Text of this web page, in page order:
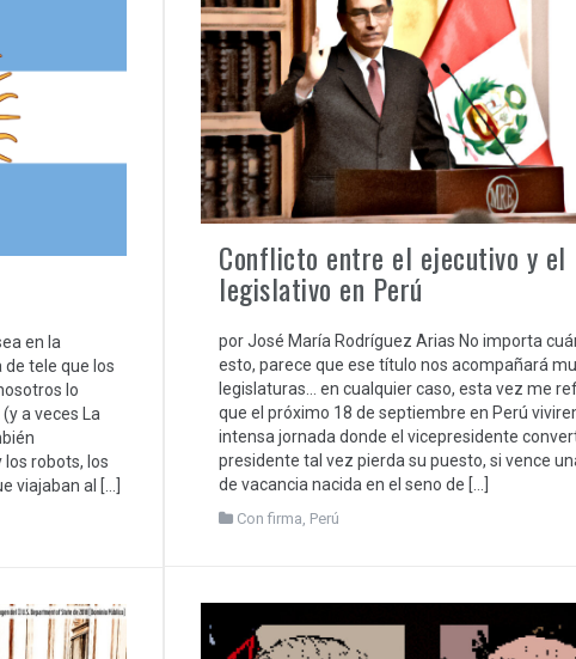
Conflicto entre el ejecutivo y el
legislativo en Perú
por José María Rodríguez Arias No importa
esto, parece que ese título nos acompañará
legislaturas… en cualquier caso, esta vez me
que el próximo 18 de septiembre en Perú
intensa jornada donde el vicepresidente
presidente tal vez pierda su puesto, si vence
de vacancia nacida en el seno de […]
Con firma, Perú
en la
tele que los
lo
a veces La
robots, los
viajaban al […]